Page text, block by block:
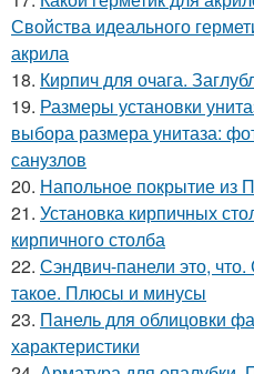
Свойства идеального
акрила
18. Кирпич для очага.
19. Размеры установки
выбора размера унитаза:
санузлов
20. Напольное покрытие из
21. Установка кирпичных
кирпичного столба
22. Сэндвич-панели это,
такое. Плюсы и минусы
23. Панель для облицовки
характеристики